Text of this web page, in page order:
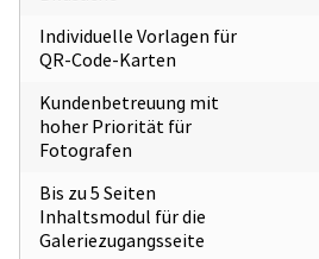
Individuelle Vorlagen für
QR-Code-Karten
Kundenbetreuung mit
hoher Priorität für
Fotografen
Bis zu 5 Seiten
Inhaltsmodul für die
Galeriezugangsseite